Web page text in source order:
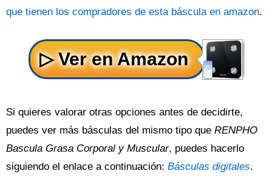
que tienen los compradores de esta báscula en amazon.
Si quieres valorar otras opciones antes de decidirte,
puedes ver más básculas del mismo tipo que RENPHO
Bascula Grasa Corporal y Muscular, puedes hacerlo
siguiendo el enlace a continuación: Básculas digitales.